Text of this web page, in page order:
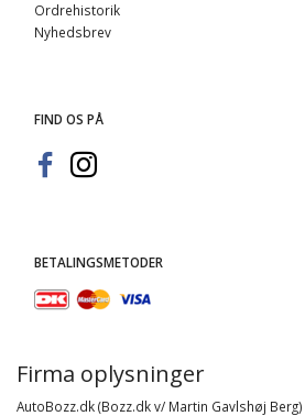
Ordrehistorik
Nyhedsbrev
FIND OS PÅ
BETALINGSMETODER
Firma oplysninger
AutoBozz.dk (Bozz.dk v/ Martin Gavlshøj Berg)